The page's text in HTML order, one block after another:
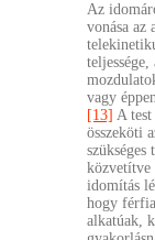
Az
vonása az
vagy
[13] A
összeköti
szükséges
közvetítve
idomítás
hogy
alkatúak,